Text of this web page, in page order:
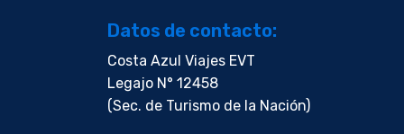
Datos de contacto:
Costa Azul Viajes EVT
Legajo N° 12458
(Sec. de Turismo de la Nación)